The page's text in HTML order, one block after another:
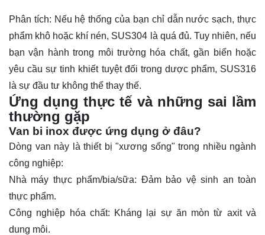
Phân tích: Nếu hệ thống của bạn chỉ dẫn nước sạch, thực
phẩm khô hoặc khí nén, SUS304 là quá đủ. Tuy nhiên, nếu
bạn vận hành trong môi trường hóa chất, gần biển hoặc
yêu cầu sự tinh khiết tuyệt đối trong dược phẩm, SUS316
là sự đầu tư không thể thay thế.
Ứng dụng thực tế và những sai lầm
thường gặp
Van bi inox được ứng dụng ở đâu?
Dòng van này là thiết bị "xương sống" trong nhiều ngành
công nghiệp:
Nhà máy thực phẩm/bia/sữa: Đảm bảo vệ sinh an toàn
thực phẩm.
Công nghiệp hóa chất: Kháng lại sự ăn mòn từ axit và
dung môi.